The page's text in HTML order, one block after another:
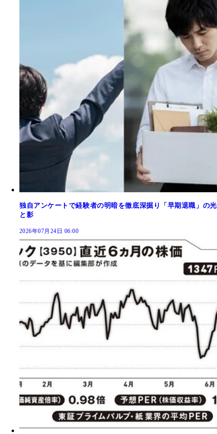
独自アンケートで経験者の明暗を徹底深掘り「早期退職」の光
と影
2026年07月24日 06:00